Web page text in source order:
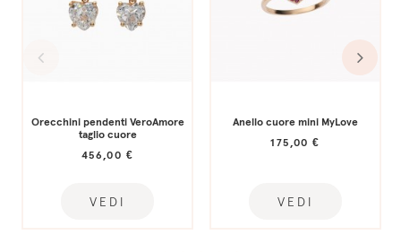
Orecchini pendenti VeroAmore
taglio cuore
456,00 €
VEDI
Anello cuore mini MyLove
175,00 €
VEDI